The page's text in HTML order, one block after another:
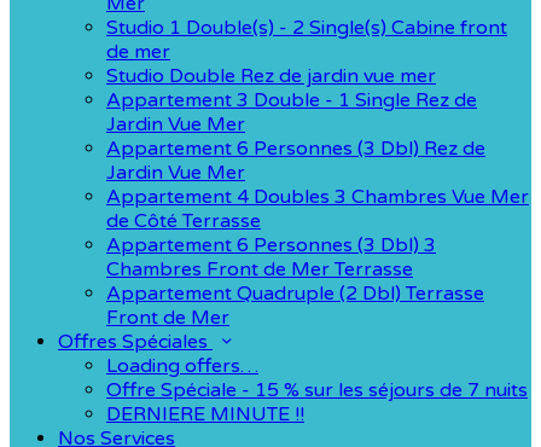
Studio 1 Double(s) - 2 Single(s) Cabine front
de mer
Studio Double Rez de jardin vue mer
Appartement 3 Double - 1 Single Rez de
Jardin Vue Mer
Appartement 6 Personnes (3 Dbl) Rez de
Jardin Vue Mer
Appartement 4 Doubles 3 Chambres Vue Mer
de Côté Terrasse
Appartement 6 Personnes (3 Dbl) 3
Chambres Front de Mer Terrasse
Appartement Quadruple (2 Dbl) Terrasse
Front de Mer
Offres Spéciales
Loading offers…
Offre Spéciale - 15 % sur les séjours de 7 nuits
DERNIERE MINUTE !!
Nos Services